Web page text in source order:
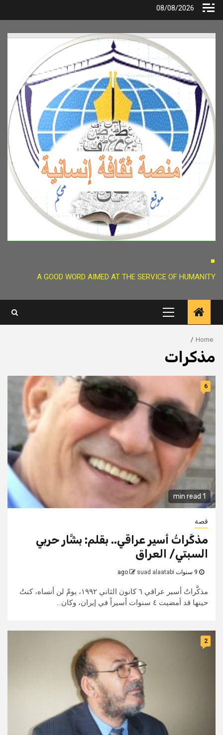
Skip
08/08/2026
.
A GOOD WORD AIMED AT THE SERVICE OF HUMANITY
Primary
Menu
Home
مذكرات
1 min read
6
قصة
مذكَّراتُ أسير عراقي.. بقلم: بشَّار حربي
السبتي/ العراق
suad alaatabi
مذكَّراتُ أسير عراقي ٦ كانون الثاني ١٩٩٢، يومٌ لن أنساه، كنتُ
حينها قد أمضيت ٤ سنوات أسيراً في إيران، وكان...
2